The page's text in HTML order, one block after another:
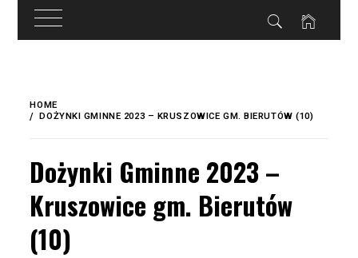
treści
content
HOME
DOŻYNKI GMINNE 2023 – KRUSZOWICE GM. BIERUTÓW (10)
Dożynki Gminne 2023 –
Kruszowice gm. Bierutów
(10)